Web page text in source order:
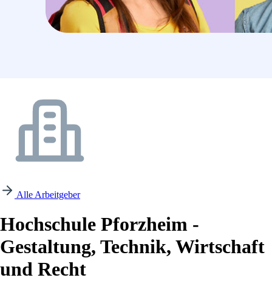
Alle Arbeitgeber
Hochschule Pforzheim -
Gestaltung, Technik, Wirtschaft
und Recht